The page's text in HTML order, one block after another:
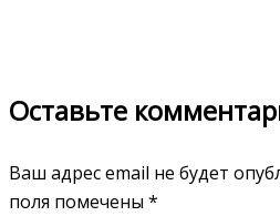
Оставьте
Ваш адрес email не будет
поля помечены *